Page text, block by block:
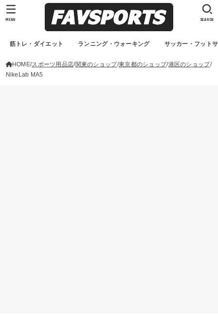
筋トレ・ダイエット ランニング・ウォーキング サッカー・フット
SEARCH
MENU
HOME スポーツ用品店 関東のショップ 東京都のショップ 港区のショップ
NikeLab MA5